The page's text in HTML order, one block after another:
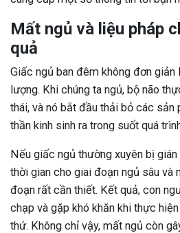
Mất ngủ và liệu pháp
quả
Giấc ngủ ban đêm không đơn
lượng. Khi chúng ta ngủ, bộ não
thái, và nó bắt đầu thải bỏ các sản
thần kinh sinh ra trong suốt quá
Nếu giấc ngủ thường xuyên bị
thời gian cho giai đoạn ngủ sâu và
đoạn rất cần thiết. Kết quả, con
chạp và gặp khó khăn khi thực
thứ. Không chỉ vậy, mất ngủ còn